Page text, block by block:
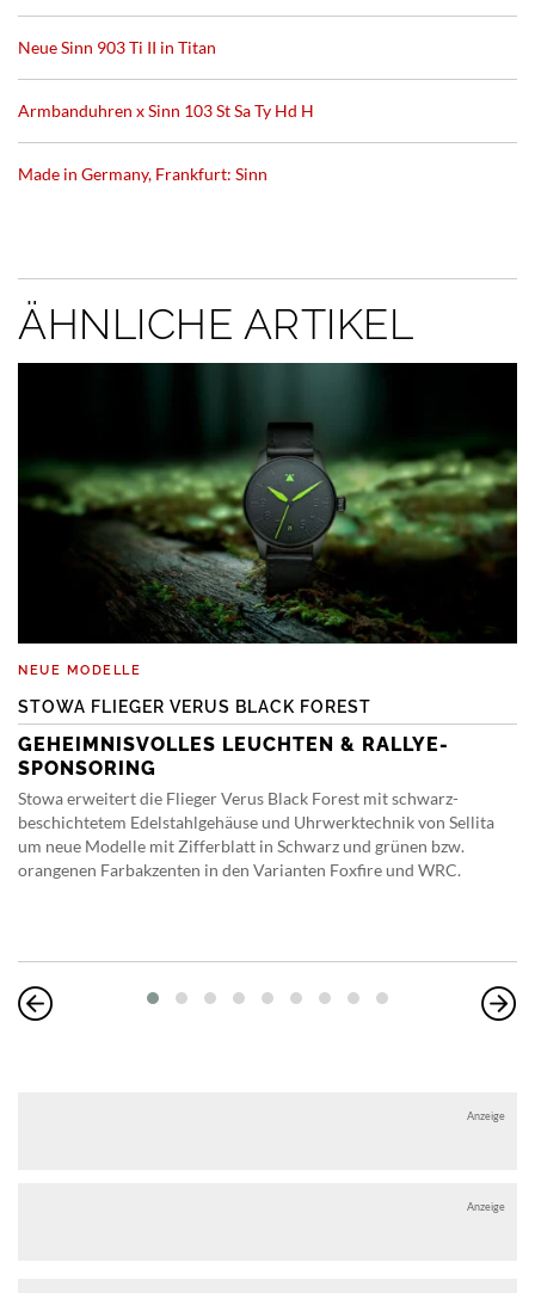
Neue Sinn 903 Ti II in Titan
Armbanduhren x Sinn 103 St Sa Ty Hd H
Made in Germany, Frankfurt: Sinn
ÄHNLICHE ARTIKEL
NEUE MODELLE
STOWA FLIEGER VERUS BLACK FOREST
GEHEIMNISVOLLES LEUCHTEN & RALLYE-
SPONSORING
Stowa erweitert die Flieger Verus Black Forest mit schwarz-
beschichtetem Edelstahlgehäuse und Uhrwerktechnik von Sellita
um neue Modelle mit Zifferblatt in Schwarz und grünen bzw.
orangenen Farbakzenten in den Varianten Foxfire und WRC.
Anzeige
Anzeige